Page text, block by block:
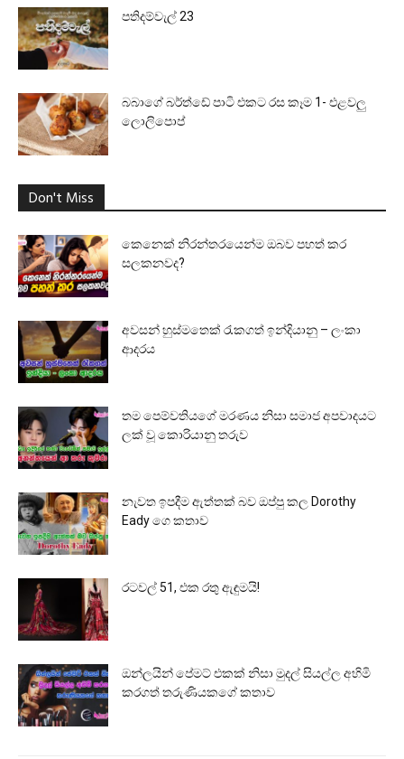
පතිදම්වැල් 23
බබාගේ බර්ත්ඩේ පාටි එකට රස කෑම 1- එළවලු
ලොලිපොප්
Don't Miss
කෙනෙක් නිරන්තරයෙන්ම ඔබව පහත් කර
සලකනවද?
අවසන් හුස්මතෙක් රැකගත් ඉන්දියානු – ලංකා
ආදරය
තම පෙම්වතියගේ මරණය නිසා සමාජ අපවාදයට
ලක් වූ කොරියානු තරුව
නැවත ඉපදීම ඇත්තක් බව ඔප්පු කල Dorothy
Eady ගෙ කතාව
රටවල් 51, එක රතු ඇඳුමයි!
ඔන්ලයින් පේමට් එකක් නිසා මුදල් සියල්ල අහිමි
කරගත් තරුණියකගේ කතාව